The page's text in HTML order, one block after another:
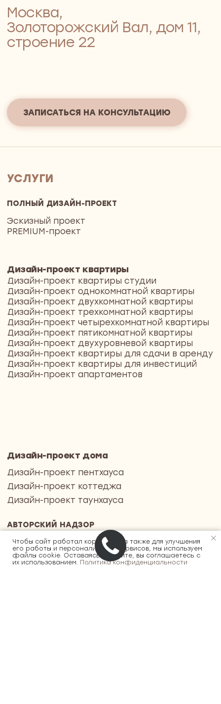
Чтобы сайт работал корректно, а также для улучшения
его работы и персонализации сервисов, мы используем
файлы cookie. Оставаясь на сайте, вы соглашаетесь с
их использованием. Политика конфиденциальности